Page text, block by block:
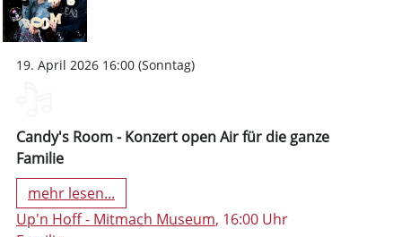
19. April 2026 16:00 (Sonntag)
Candy's Room - Konzert open Air für die ganze
Familie
mehr lesen...
Up'n Hoff - Mitmach Museum, 16:00 Uhr